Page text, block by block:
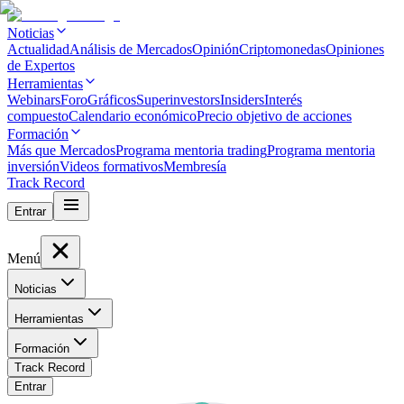
Noticias
ActualidadAnálisis de MercadosOpiniónCriptomonedasOpiniones
de Expertos
Herramientas
WebinarsForoGráficosSuperinvestorsInsidersInterés
compuestoCalendario económicoPrecio objetivo de acciones
Formación
Más que MercadosPrograma mentoria tradingPrograma mentoria
inversiónVideos formativosMembresía
Track Record
Entrar
Menú
Noticias
Herramientas
Formación
Track Record
Entrar